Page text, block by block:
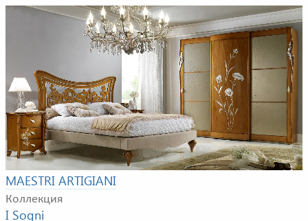
Пример композиции для спальной комнаты. В
композицию входят: кровать, 2 прикроватные
тумбочки и шкаф.
Фабрика
MAESTRI ARTIGIANI
Коллекция
I Sogni